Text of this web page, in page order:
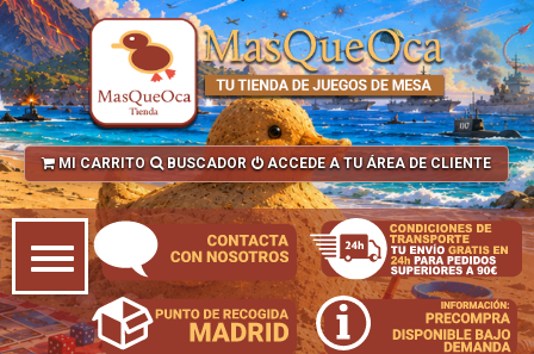
MI CARRITO BUSCADOR ACCEDE A TU ÁREA DE CLIENTE